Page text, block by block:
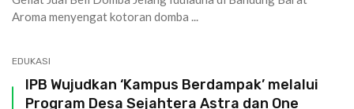
Aroma menyengat kotoran domba ...
EDUKASI
IPB Wujudkan ‘Kampus Berdampak’ melalui
Program Desa Sejahtera Astra dan One